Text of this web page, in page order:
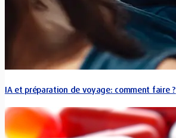
IA et préparation de voyage: comment faire ?